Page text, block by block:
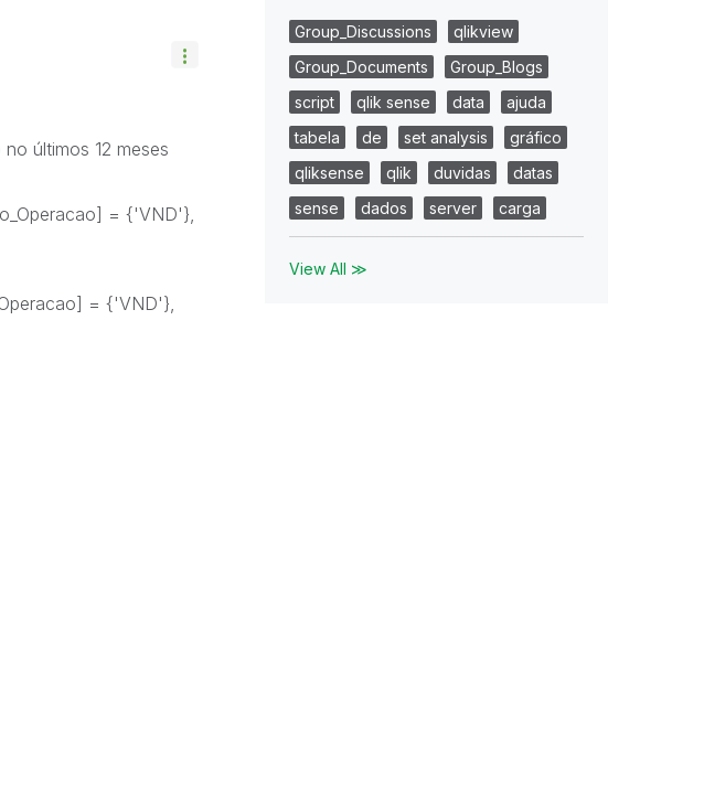
últimos 12 meses
= {'VND'},
= {'VND'},
Group_Discussions
qlikview
Group_Documents
Group_Blogs
script
qlik sense data
ajuda
tabela
de set analysis
gráfico
qliksense
qlik duvidas
datas
sense
dados server carga
View All ≫